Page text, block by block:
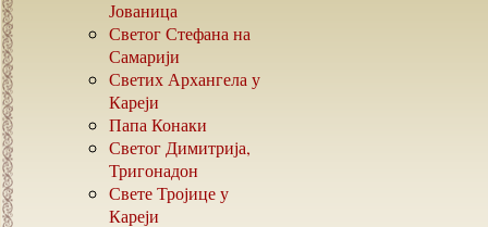
Јованица
Светог Стефана на
Самарији
Светих Архангела у
Кареји
Папа Конаки
Светог Димитрија,
Тригонадон
Свете Тројице у
Кареји